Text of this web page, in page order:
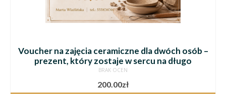
Voucher na zajęcia ceramiczne dla dwóch osób –
prezent, który zostaje w sercu na długo
BRAK OCEN
200.00zł